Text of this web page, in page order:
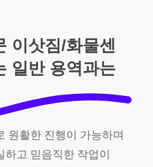
이삿짐/화물센
일반 용역과는
원활한 진행이
가능하며
하고 믿음직한 작업이